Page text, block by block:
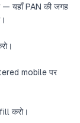
यहाँ PAN की जगह
mobile पर
करो।